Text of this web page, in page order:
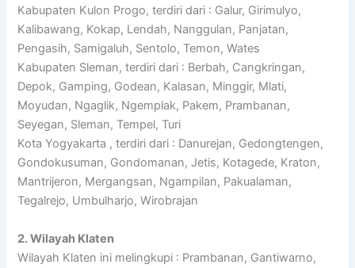
Kabupaten Kulon Progo, terdiri dari : Galur, Girimulyo,
Kalibawang, Kokap, Lendah, Nanggulan, Panjatan,
Pengasih, Samigaluh, Sentolo, Temon, Wates
Kabupaten Sleman, terdiri dari : Berbah, Cangkringan,
Depok, Gamping, Godean, Kalasan, Minggir, Mlati,
Moyudan, Ngaglik, Ngemplak, Pakem, Prambanan,
Seyegan, Sleman, Tempel, Turi
Kota Yogyakarta , terdiri dari : Danurejan, Gedongtengen,
Gondokusuman, Gondomanan, Jetis, Kotagede, Kraton,
Mantrijeron, Mergangsan, Ngampilan, Pakualaman,
Tegalrejo, Umbulharjo, Wirobrajan
2. Wilayah Klaten
Wilayah Klaten ini melingkupi : Prambanan, Gantiwarno,